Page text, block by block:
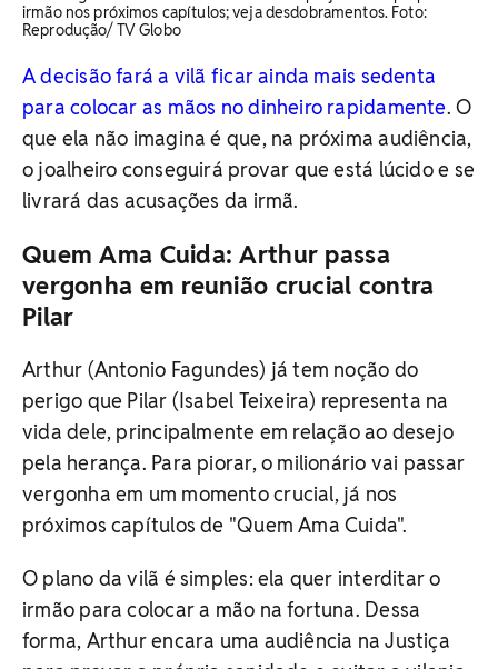
irmão nos próximos capítulos; veja desdobramentos. Foto:
Reprodução/ TV Globo
A decisão fará a vilã ficar ainda mais sedenta
para colocar as mãos no dinheiro rapidamente. O
que ela não imagina é que, na próxima audiência,
o joalheiro conseguirá provar que está lúcido e se
livrará das acusações da irmã.
Quem Ama Cuida: Arthur passa
vergonha em reunião crucial contra
Pilar
Arthur (Antonio Fagundes) já tem noção do
perigo que Pilar (Isabel Teixeira) representa na
vida dele, principalmente em relação ao desejo
pela herança. Para piorar, o milionário vai passar
vergonha em um momento crucial, já nos
próximos capítulos de "Quem Ama Cuida".
O plano da vilã é simples: ela quer interditar o
irmão para colocar a mão na fortuna. Dessa
forma, Arthur encara uma audiência na Justiça